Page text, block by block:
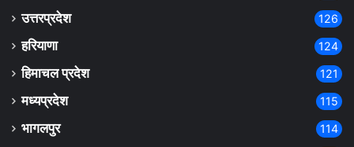
उत्तरप्रदेश 126
हरियाणा 124
हिमाचल प्रदेश 121
मध्यप्रदेश 115
भागलपुर 114